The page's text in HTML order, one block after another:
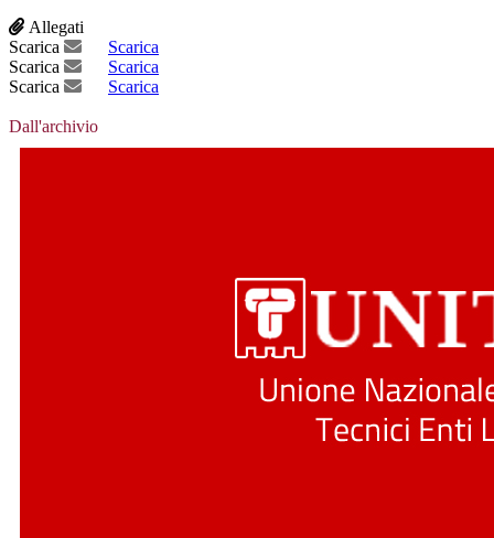
Allegati
Scarica
Scarica
Scarica
Scarica
Scarica
Scarica
Dall'archivio